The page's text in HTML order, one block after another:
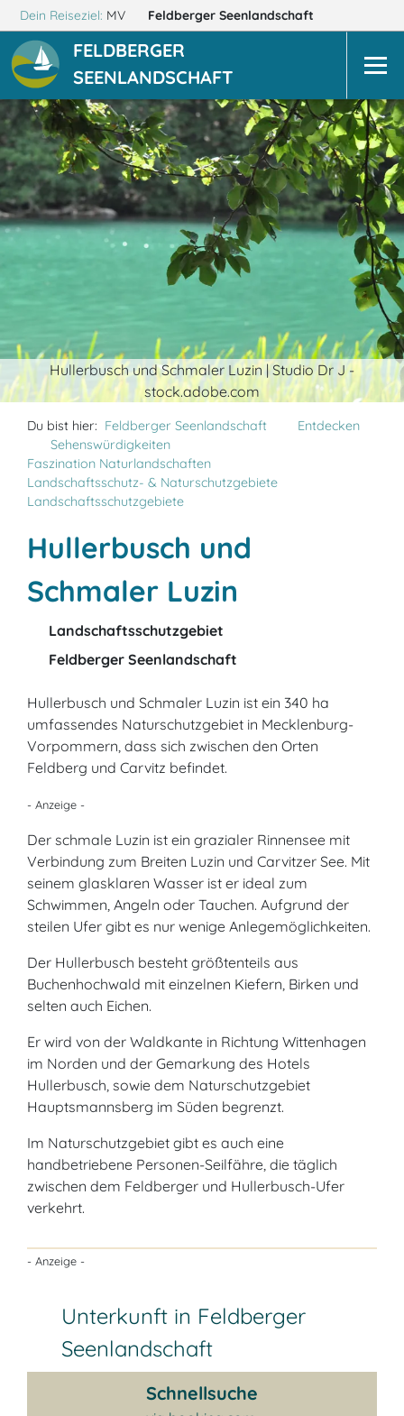
Dein Reiseziel: MV Feldberger Seenlandschaft
FELDBERGER
SEENLANDSCHAFT
Hullerbusch und Schmaler Luzin | Studio Dr J -
stock.adobe.com
Du bist hier: Feldberger Seenlandschaft
Entdecken
Sehenswürdigkeiten
Faszination Naturlandschaften
Landschaftsschutz- & Naturschutzgebiete
Landschaftsschutzgebiete
Hullerbusch und
Schmaler Luzin
Landschaftsschutzgebiet
Feldberger Seenlandschaft
Hullerbusch und Schmaler Luzin ist ein 340 ha
umfassendes Naturschutzgebiet in Mecklenburg-
Vorpommern, dass sich zwischen den Orten
Feldberg und Carvitz befindet.
- Anzeige -
Der schmale Luzin ist ein grazialer Rinnensee mit
Verbindung zum Breiten Luzin und Carvitzer See. Mit
seinem glasklaren Wasser ist er ideal zum
Schwimmen, Angeln oder Tauchen. Aufgrund der
steilen Ufer gibt es nur wenige Anlegemöglichkeiten.
Der Hullerbusch besteht größtenteils aus
Buchenhochwald mit einzelnen Kiefern, Birken und
selten auch Eichen.
Er wird von der Waldkante in Richtung Wittenhagen
im Norden und der Gemarkung des Hotels
Hullerbusch, sowie dem Naturschutzgebiet
Hauptsmannsberg im Süden begrenzt.
Im Naturschutzgebiet gibt es auch eine
handbetriebene Personen-Seilfähre, die täglich
zwischen dem Feldberger und Hullerbusch-Ufer
verkehrt.
- Anzeige -
Unterkunft in Feldberger
Seenlandschaft
Schnellsuche